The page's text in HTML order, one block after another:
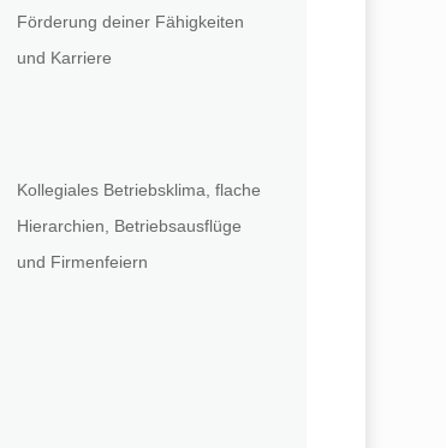
Förderung deiner Fähigkeiten
und Karriere
Kollegiales Betriebsklima, flache
Hierarchien, Betriebsausflüge
und Firmenfeiern